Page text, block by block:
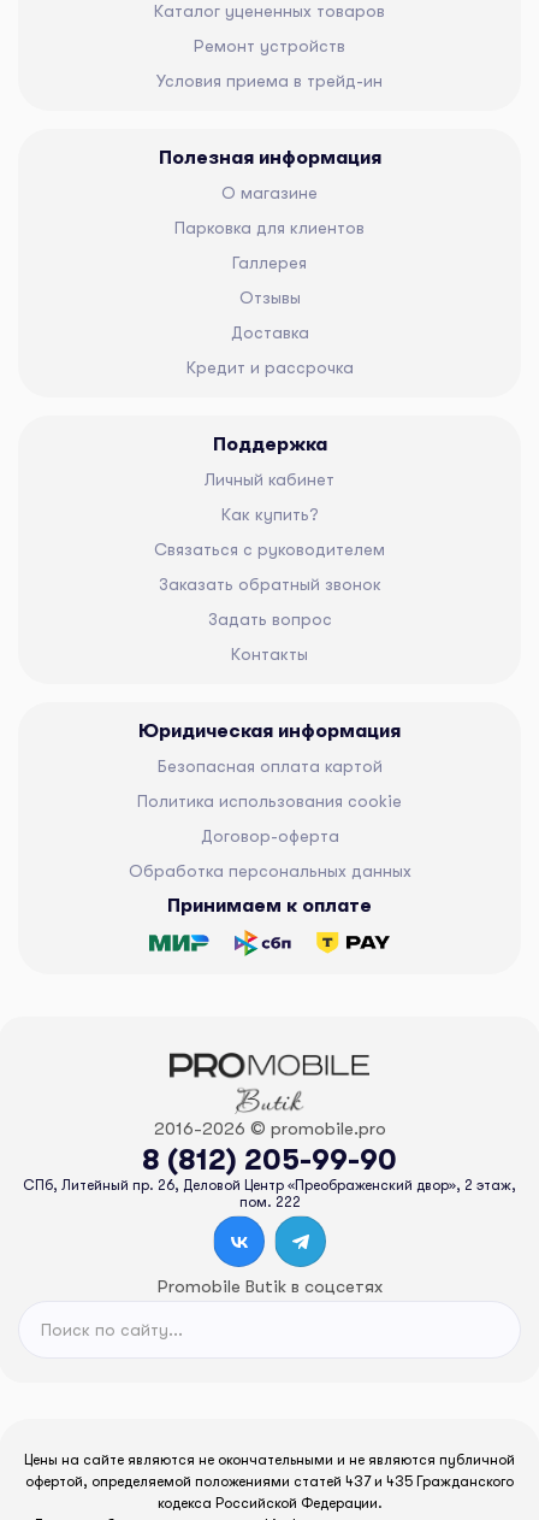
Каталог уцененных товаров
Ремонт устройств
Условия приема в трейд-ин
Полезная информация
О магазине
Парковка для клиентов
Галлерея
Отзывы
Доставка
Кредит и рассрочка
Поддержка
Личный кабинет
Как купить?
Связаться с руководителем
Заказать обратный звонок
Задать вопрос
Контакты
Юридическая информация
Безопасная оплата картой
Политика использования cookie
Договор-оферта
Обработка персональных данных
Принимаем к оплате
2016-2026 © promobile.pro
8 (812) 205-99-90
СПб, Литейный пр. 26, Деловой Центр «Преображенский двор», 2 этаж,
пом. 222
Promobile Butik в соцсетях
Цены на сайте являются не окончательными и не являются публичной
офертой, определяемой положениями статей 437 и 435 Гражданского
кодекса Российской Федерации.